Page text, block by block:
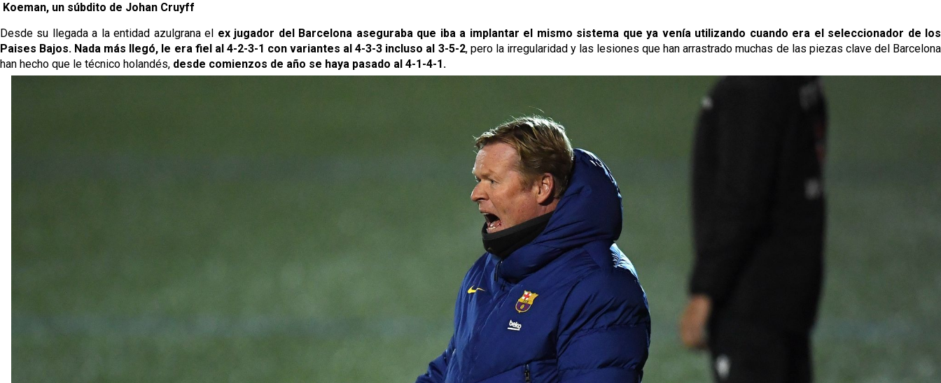
Koeman, un súbdito de Johan Cruyff
Desde su llegada a la entidad azulgrana el ex jugador del Barcelona aseguraba que iba a implantar el mismo sistema que ya venía utilizando cuando era el seleccionador de los
Paises Bajos. Nada más llegó, le era fiel al 4-2-3-1 con variantes al 4-3-3 incluso al 3-5-2, pero la irregularidad y las lesiones que han arrastrado muchas de las piezas clave del Barcelona
han hecho que le técnico holandés, desde comienzos de año se haya pasado al 4-1-4-1.